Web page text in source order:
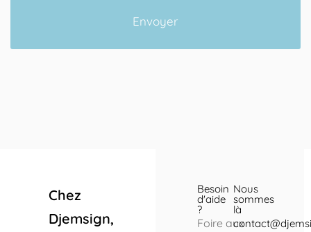
i
Envoyer
Chez
Djemsign,
Besoin
d'aide
?
Foire aux
Nous
sommes
là